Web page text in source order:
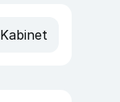
Kabinet